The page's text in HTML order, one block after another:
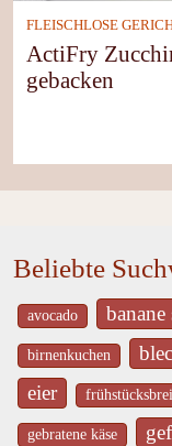
FLEISCHLOSE
ActiFry
gebacken
Beliebte
avocado
birnenkuchen
eier frühstücksbrei
gebratene käse